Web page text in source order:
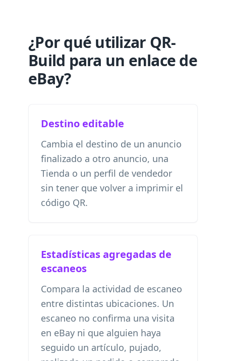
¿Por qué utilizar QR-
Build para un enlace de
eBay?
Destino editable
Cambia el destino de un anuncio
finalizado a otro anuncio, una
Tienda o un perfil de vendedor
sin tener que volver a imprimir el
código QR.
Estadísticas agregadas de
escaneos
Compara la actividad de escaneo
entre distintas ubicaciones. Un
escaneo no confirma una visita
en eBay ni que alguien haya
seguido un artículo, pujado,